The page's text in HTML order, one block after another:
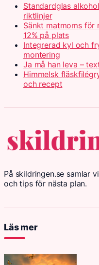
Standardglas
riktlinjer
Sänkt matmoms för
12% på plats
Integrerad kyl och
montering
Ja må han leva –
Himmelsk
och recept
På skildringen.se samlar
och tips för nästa plan.
Läs mer